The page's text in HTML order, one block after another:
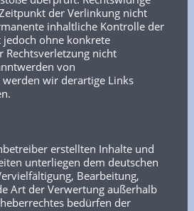
der Verlinkung nicht
inhaltliche Kontrolle der
ohne konkrete
Rechtsverletzung nicht
von
werden wir derartige Links
erstellten Inhalte und
unterliegen dem deutschen
Bearbeitung,
Art der Verwertung außerhalb
bedürfen der